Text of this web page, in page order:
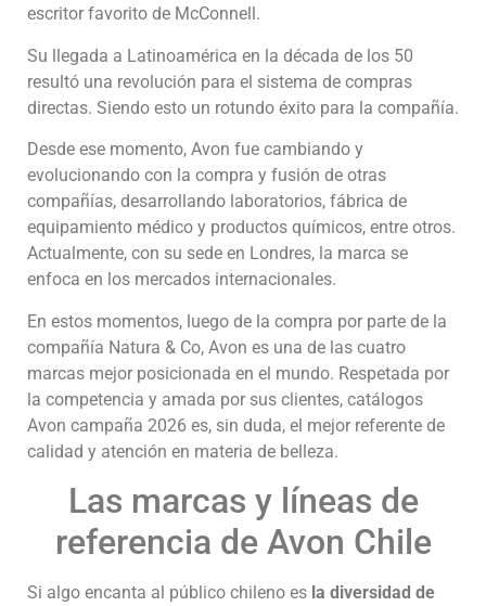
escritor favorito de McConnell.
Su llegada a Latinoamérica en la década de los 50
resultó una revolución para el sistema de compras
directas. Siendo esto un rotundo éxito para la compañía.
Desde ese momento, Avon fue cambiando y
evolucionando con la compra y fusión de otras
compañías, desarrollando laboratorios, fábrica de
equipamiento médico y productos químicos, entre otros.
Actualmente, con su sede en Londres, la marca se
enfoca en los mercados internacionales.
En estos momentos, luego de la compra por parte de la
compañía Natura & Co, Avon es una de las cuatro
marcas mejor posicionada en el mundo. Respetada por
la competencia y amada por sus clientes, catálogos
Avon campaña 2026 es, sin duda, el mejor referente de
calidad y atención en materia de belleza.
Las marcas y líneas de
referencia de Avon Chile
Si algo encanta al público chileno es la diversidad de